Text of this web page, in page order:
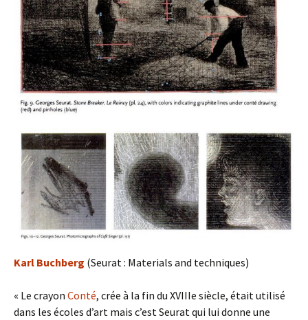
Karl Buchberg (Seurat : Materials and techniques)
« Le crayon Conté, crée à la fin du XVIIIe siècle, était utilisé
dans les écoles d’art mais c’est Seurat qui lui donne une